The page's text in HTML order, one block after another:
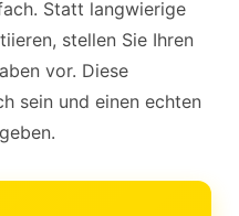
Statt langwierige
stellen Sie Ihren
vor. Diese
sein und einen echten